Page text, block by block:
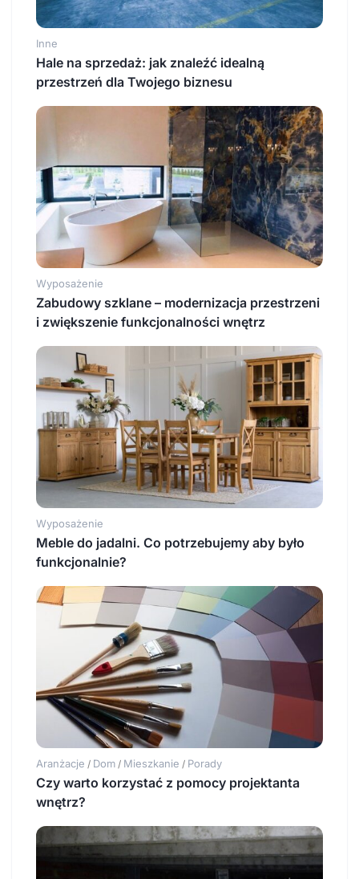
Inne
Hale na sprzedaż: jak znaleźć idealną
przestrzeń dla Twojego biznesu
Wyposażenie
Zabudowy szklane – modernizacja przestrzeni
i zwiększenie funkcjonalności wnętrz
Wyposażenie
Meble do jadalni. Co potrzebujemy aby było
funkcjonalnie?
Aranżacje / Dom / Mieszkanie / Porady
Czy warto korzystać z pomocy projektanta
wnętrz?